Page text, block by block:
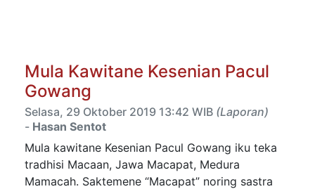
Mula Kawitane Kesenian Pacul
Gowang
Selasa, 29 Oktober 2019 13:42 WIB (Laporan)
- Hasan Sentot
Mula kawitane Kesenian Pacul Gowang iku teka
tradhisi Macaan, Jawa Macapat, Medura
Mamacah. Saktemene “Macapat” noring sastra